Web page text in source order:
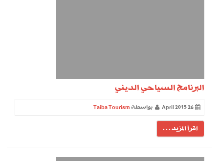
البرنامج السياحي الديني
26 April 2015 بواسطةTaiba Tourism
اقرأ المزيد . . .